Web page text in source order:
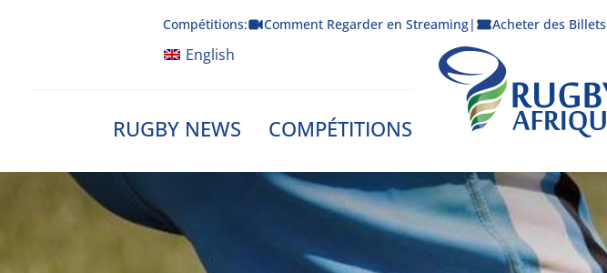
Compétitions: Comment Regarder en Streaming| Acheter des Billets
English
RUGBY NEWS COMPÉTITIONS
Rugby Afrique